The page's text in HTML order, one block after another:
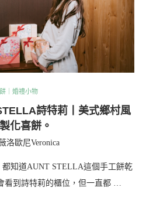
｜婚禮小物
詩特莉丨美式鄉村風
化喜餅。
洛歐尼Veronica
知道AUNT STELLA這個手工餅乾
看到詩特莉的櫃位，但一直都 …